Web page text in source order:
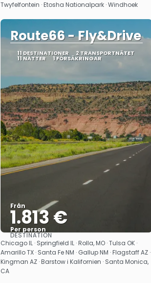
Twyfelfontein · Etosha Nationalpark · Windhoek
Route66 - Fly&Drive
11 DESTINATIONER 2 TRANSPORTNÄTET
11 NÄTTER 1 FÖRSÄKRINGAR
Från
1.813 €
Per person
Se
DESTINATION
Chicago IL · Springfield IL · Rolla, MO · Tulsa OK ·
Amarillo TX · Santa Fe NM · Gallup NM · Flagstaff AZ ·
Kingman AZ · Barstow i Kalifornien · Santa Monica,
CA